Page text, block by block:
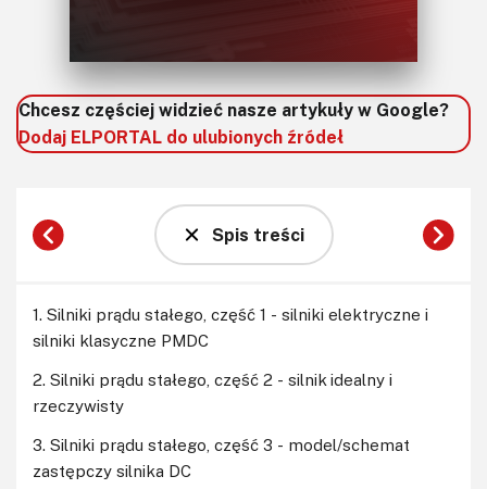
Chcesz częściej widzieć nasze artykuły w Google?
Dodaj ELPORTAL do ulubionych źródeł
Spis treści
1. Silniki prądu stałego, część 1 - silniki elektryczne i
silniki klasyczne PMDC
2. Silniki prądu stałego, część 2 - silnik idealny i
rzeczywisty
3. Silniki prądu stałego, część 3 - model/schemat
zastępczy silnika DC